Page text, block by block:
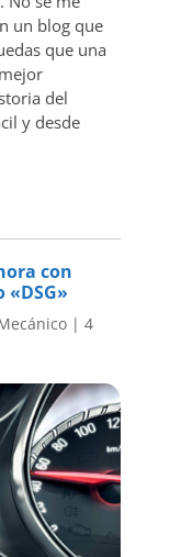
un blog que
que una
del
y desde
con
| 4